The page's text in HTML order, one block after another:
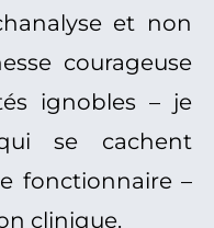
et non
courageuse
ignobles – je
se cachent
fonctionnaire –
clinique.